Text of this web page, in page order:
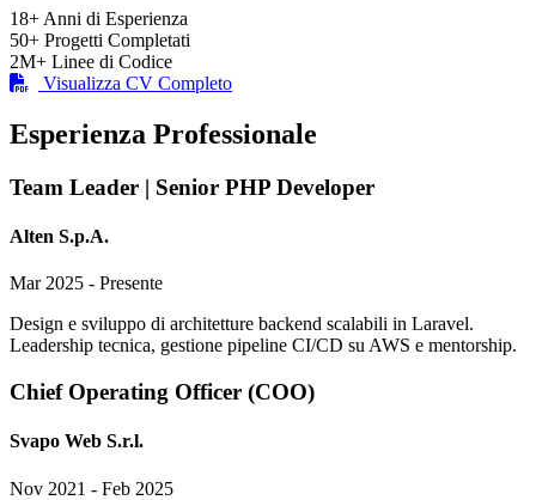
18+ Anni di Esperienza
50+ Progetti Completati
2M+ Linee di Codice
Visualizza CV Completo
Esperienza Professionale
Team Leader | Senior PHP Developer
Alten S.p.A.
Mar 2025 - Presente
Design e sviluppo di architetture backend scalabili in Laravel.
Leadership tecnica, gestione pipeline CI/CD su AWS e mentorship.
Chief Operating Officer (COO)
Svapo Web S.r.l.
Nov 2021 - Feb 2025